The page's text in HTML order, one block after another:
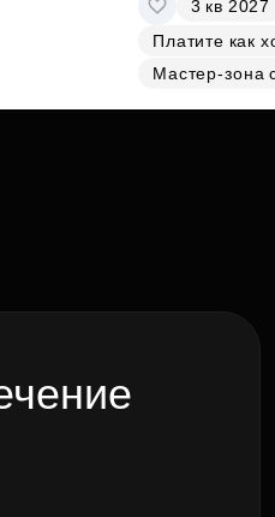
3 кв 2027
Платите как
Мастер-зона